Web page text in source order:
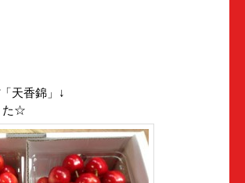
天香錦」↓
た☆